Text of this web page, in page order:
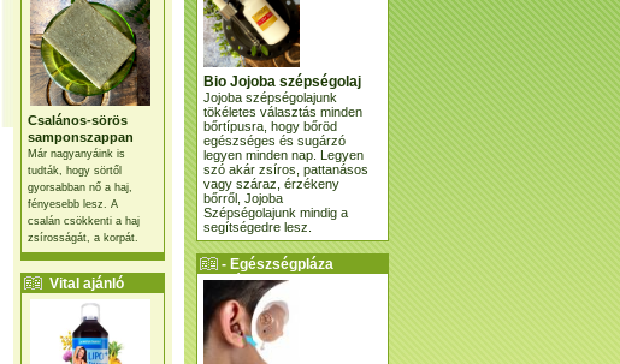
Csalános-sörös
samponszappan
Már nagyanyáink is
tudták, hogy sörtől
gyorsabban nő a haj,
fényesebb lesz. A
csalán csökkenti a haj
zsírosságát, a korpát.
Vital ajánló
Bio Jojoba szépségolaj
Jojoba szépségolajunk
tökéletes választás minden
bőrtípusra, hogy bőröd
egészséges és sugárzó
legyen minden nap. Legyen
szó akár zsíros, pattanásos
vagy száraz, érzékeny
bőrről, Jojoba
Szépségolajunk mindig a
segítségedre lesz.
- Egészségpláza
ajánlatunk -